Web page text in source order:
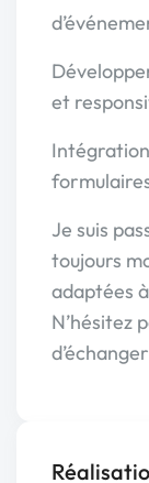
et
Je suis
toujours
adaptées
N’hésitez